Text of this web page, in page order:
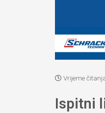
Vrijeme
Ispitni